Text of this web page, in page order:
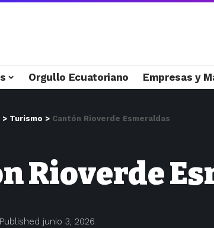
Orgullo Ecuatoriano Empresas y
> Turismo > Cantón Rioverde Esmeraldas
Rioverde
Published junio 3, 2026